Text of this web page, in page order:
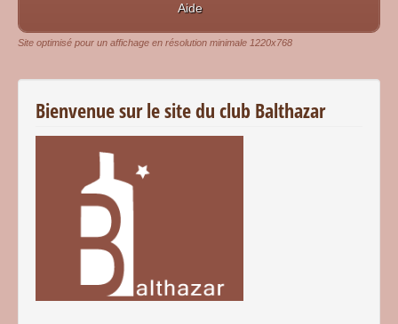
Aide
Site optimisé pour un affichage en résolution minimale 1220x768
Bienvenue sur le site du club Balthazar